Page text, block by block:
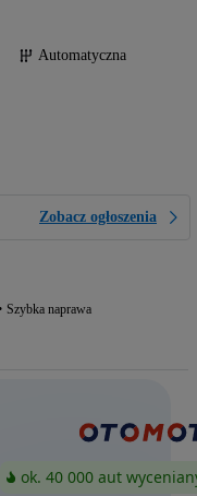
Automatyczna
Zobacz ogłoszenia
Szybka naprawa
ok. 40 000 aut